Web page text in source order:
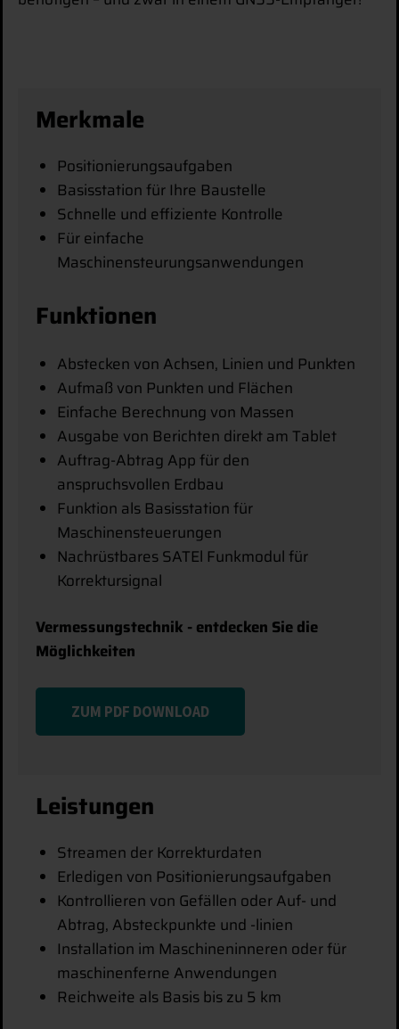
Merkmale
Positionierungsaufgaben
Basisstation für Ihre Baustelle
Schnelle und effiziente Kontrolle
Für einfache
Maschinensteurungsanwendungen
Funktionen
Abstecken von Achsen, Linien und Punkten
Aufmaß von Punkten und Flächen
Einfache Berechnung von Massen
Ausgabe von Berichten direkt am Tablet
Auftrag-Abtrag App für den
anspruchsvollen Erdbau
Funktion als Basisstation für
Maschinensteuerungen
Nachrüstbares SATEl Funkmodul für
Korrektursignal
Vermessungstechnik - entdecken Sie die
Möglichkeiten
ZUM PDF DOWNLOAD
Leistungen
Streamen der Korrekturdaten
Erledigen von Positionierungsaufgaben
Kontrollieren von Gefällen oder Auf- und
Abtrag, Absteckpunkte und -linien
Installation im Maschineninneren oder für
maschinenferne Anwendungen
Reichweite als Basis bis zu 5 km